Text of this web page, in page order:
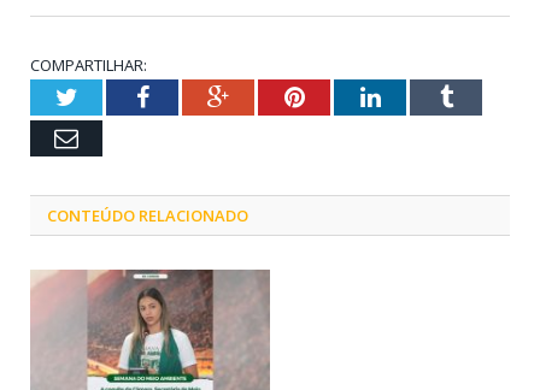
COMPARTILHAR:
TwitterFacebookGoogle+PinterestLinkedInTumblr
Email
CONTEÚDO RELACIONADO